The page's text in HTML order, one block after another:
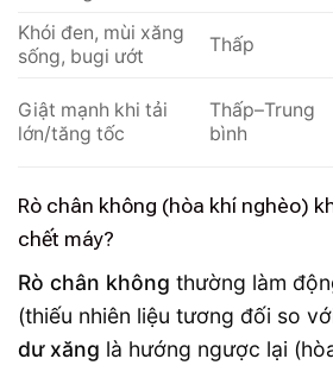
Khói đen, mùi xăng
sống, bugi ướt
Thấp
Giật mạnh khi tải
lớn/tăng tốc
Thấp–Trung
bình
Rò chân không (hòa khí nghèo)
chết máy?
Rò chân không thường làm
(thiếu nhiên liệu tương đối so
dư xăng là hướng ngược lại